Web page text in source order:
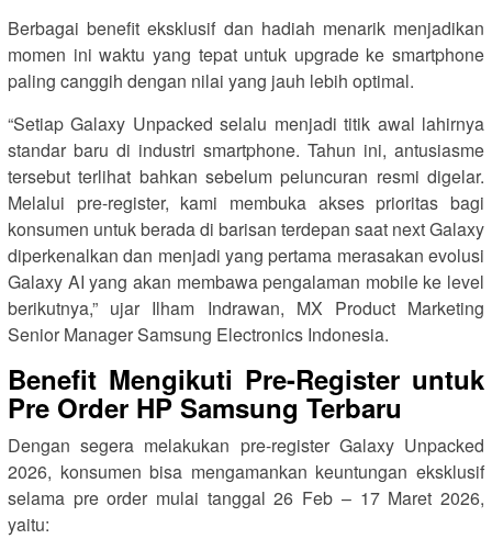
Berbagai benefit eksklusif dan hadiah menarik menjadikan
momen ini waktu yang tepat untuk upgrade ke smartphone
paling canggih dengan nilai yang jauh lebih optimal.
“Setiap Galaxy Unpacked selalu menjadi titik awal lahirnya
standar baru di industri smartphone. Tahun ini, antusiasme
tersebut terlihat bahkan sebelum peluncuran resmi digelar.
Melalui pre-register, kami membuka akses prioritas bagi
konsumen untuk berada di barisan terdepan saat next Galaxy
diperkenalkan dan menjadi yang pertama merasakan evolusi
Galaxy AI yang akan membawa pengalaman mobile ke level
berikutnya,” ujar Ilham Indrawan, MX Product Marketing
Senior Manager Samsung Electronics Indonesia.
Benefit Mengikuti Pre-Register untuk
Pre Order HP Samsung Terbaru
Dengan segera melakukan pre-register Galaxy Unpacked
2026, konsumen bisa mengamankan keuntungan eksklusif
selama pre order mulai tanggal 26 Feb – 17 Maret 2026,
yaitu: